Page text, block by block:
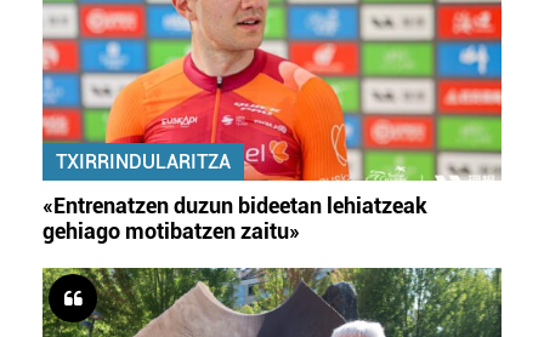
TXIRRINDULARITZA
«Entrenatzen duzun bideetan lehiatzeak
gehiago motibatzen zaitu»